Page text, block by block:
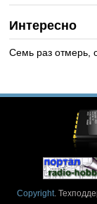
Интересно
Семь раз отмерь,
Copyright.